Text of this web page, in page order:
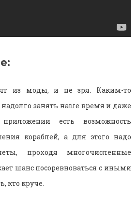
из моды, и не зря. Каким-то
надолго занять наше время и даже
есть возможность
кораблей, а для этого надо
проходя многочисленные
шанс посоревноваться с иными
кто круче.